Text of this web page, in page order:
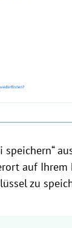
speichern“
auf Ihrem
zu